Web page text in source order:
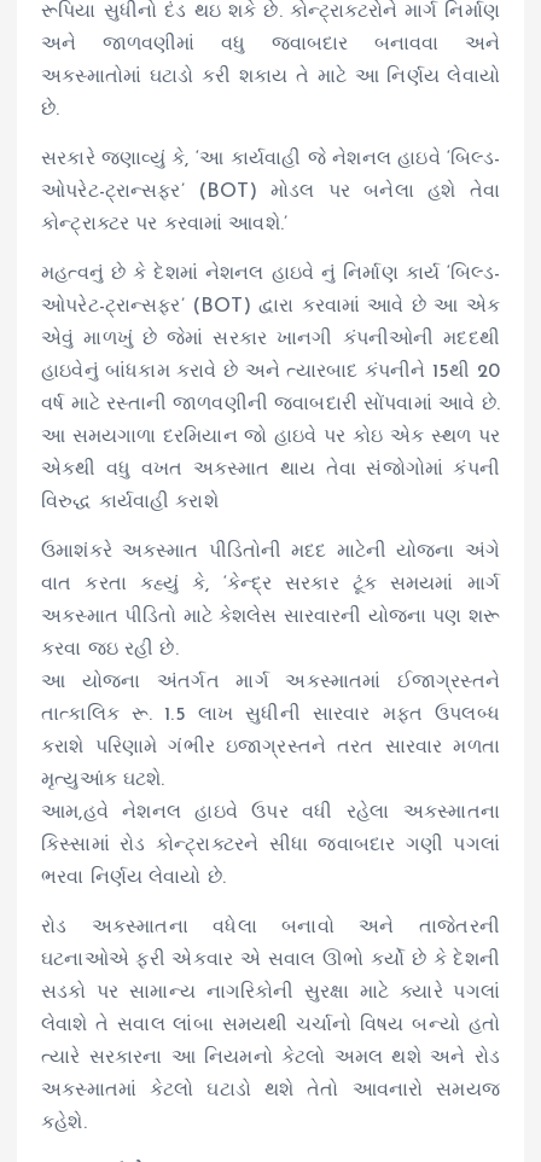
રૂપિયા સુધીનો દંડ થઇ શકે છે. કોન્ટ્રાક્ટરોને માર્ગ નિર્માણ
અને જાળવણીમાં વધુ જવાબદાર બનાવવા અને
અકસ્માતોમાં ઘટાડો કરી શકાય તે માટે આ નિર્ણય લેવાયો
છે.
સરકારે જણાવ્યું કે, ‘આ કાર્યવાહી જે નેશનલ હાઇવે ‘બિલ્ડ-
ઓપરેટ-ટ્રાન્સફર’ (BOT) મોડલ પર બનેલા હશે તેવા
કોન્ટ્રાક્ટર પર કરવામાં આવશે.’
મહત્વનું છે કે દેશમાં નેશનલ હાઇવે નું નિર્માણ કાર્ય ‘બિલ્ડ-
ઓપરેટ-ટ્રાન્સફર’ (BOT) દ્વારા કરવામાં આવે છે આ એક
એવું માળખું છે જેમાં સરકાર ખાનગી કંપનીઓની મદદથી
હાઇવેનું બાંધકામ કરાવે છે અને ત્યારબાદ કંપનીને 15થી 20
વર્ષ માટે રસ્તાની જાળવણીની જવાબદારી સોંપવામાં આવે છે.
આ સમયગાળા દરમિયાન જો હાઇવે પર કોઇ એક સ્થળ પર
એકથી વધુ વખત અકસ્માત થાય તેવા સંજોગોમાં કંપની
વિરુદ્ધ કાર્યવાહી કરાશે
ઉમાશંકરે અકસ્માત પીડિતોની મદદ માટેની યોજના અંગે
વાત કરતા કહ્યું કે, ‘કેન્દ્ર સરકાર ટૂંક સમયમાં માર્ગ
અકસ્માત પીડિતો માટે કેશલેસ સારવારની યોજના પણ શરૂ
કરવા જઇ રહી છે.
આ યોજના અંતર્ગત માર્ગ અકસ્માતમાં ઈજાગ્રસ્તને
તાત્કાલિક રૂ. 1.5 લાખ સુધીની સારવાર મફત ઉપલબ્ધ
કરાશે પરિણામે ગંભીર ઇજાગ્રસ્તને તરત સારવાર મળતા
મૃત્યુઆંક ઘટશે.
આમ,હવે નેશનલ હાઇવે ઉપર વધી રહેલા અકસ્માતના
કિસ્સામાં રોડ કોન્ટ્રાક્ટરને સીધા જવાબદાર ગણી પગલાં
ભરવા નિર્ણય લેવાયો છે.
રોડ અકસ્માતના વધેલા બનાવો અને તાજેતરની
ઘટનાઓએ ફરી એકવાર એ સવાલ ઊભો કર્યો છે કે દેશની
સડકો પર સામાન્ય નાગરિકોની સુરક્ષા માટે ક્યારે પગલાં
લેવાશે તે સવાલ લાંબા સમયથી ચર્ચાનો વિષય બન્યો હતો
ત્યારે સરકારના આ નિયમનો કેટલો અમલ થશે અને રોડ
અકસ્માતમાં કેટલો ઘટાડો થશે તેતો આવનારો સમયજ
કહેશે.